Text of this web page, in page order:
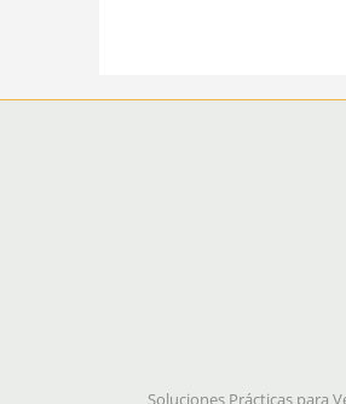
Soluciones Prácticas para